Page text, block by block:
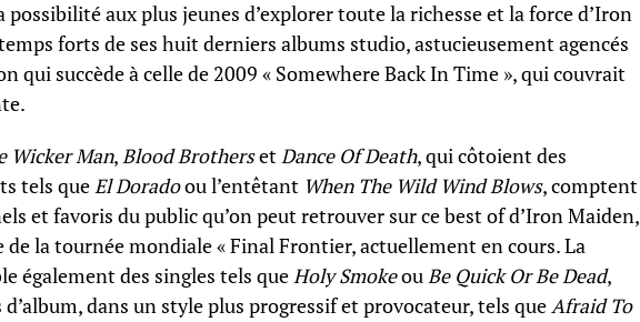
possibilité aux plus jeunes d’explorer toute la richesse et la force d’Iron
forts de ses huit derniers albums studio, astucieusement agencés
qui succède à celle de 2009 « Somewhere Back In Time », qui couvrait
Wicker Man,Blood BrothersetDance Of Death, qui côtoient des
tels queEl Doradoou l’entêtant When The Wild Wind Blows, comptent
et favoris du public qu’on peut retrouver sur ce best of d’Iron Maiden,
de la tournée mondiale « Final Frontier, actuellement en cours. La
également des singles tels queHoly SmokeouBe Quick Or Be Dead,
dans un style plus progressif et provocateur, tels queAfraid To